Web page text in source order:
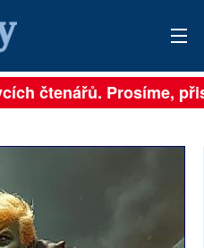
čtenářů. Prosíme,